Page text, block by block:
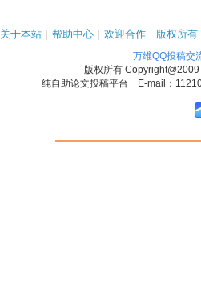
关于本站 | 帮助中心 | 欢迎合作 | 版权所有
万维QQ投稿交
版权所有
纯自助论文投稿平台 E-mail：